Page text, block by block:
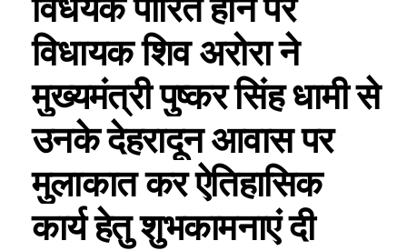
विधायक शिव अरोरा ने
मुख्यमंत्री पुष्कर सिंह धामी से
उनके देहरादून आवास पर
मुलाकात कर ऐतिहासिक
कार्य हेतु शुभकामनाएं दी